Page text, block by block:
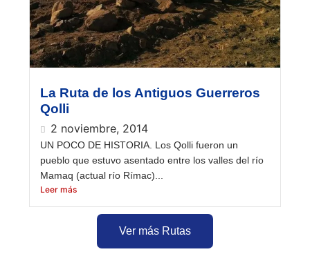
La Ruta de los Antiguos Guerreros
Qolli
2 noviembre, 2014
UN POCO DE HISTORIA. Los Qolli fueron un
pueblo que estuvo asentado entre los valles del río
Mamaq (actual río Rímac)...
Leer más
Ver más Rutas